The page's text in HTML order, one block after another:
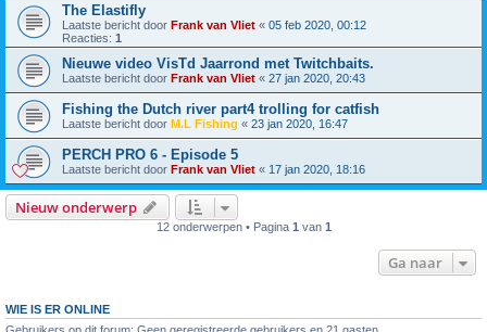
The Elastifly
Laatste bericht door Frank van Vliet « 05 feb 2020, 00:12
Reacties: 1
Nieuwe video VisTd Jaarrond met Twitchbaits.
Laatste bericht door Frank van Vliet « 27 jan 2020, 20:43
Fishing the Dutch river part4 trolling for catfish
Laatste bericht door M.L Fishing « 23 jan 2020, 16:47
PERCH PRO 6 - Episode 5
Laatste bericht door Frank van Vliet « 17 jan 2020, 18:16
Nieuw onderwerp
12 onderwerpen • Pagina 1 van 1
Ga naar
WIE IS ER ONLINE